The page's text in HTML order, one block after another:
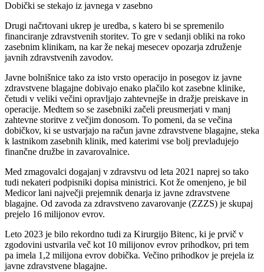
Dobički se stekajo iz javnega v zasebno
Drugi načrtovani ukrep je uredba, s katero bi se spremenilo
financiranje zdravstvenih storitev. To gre v sedanji obliki na roko
zasebnim klinikam, na kar že nekaj mesecev opozarja združenje
javnih zdravstvenih zavodov.
Javne bolnišnice tako za isto vrsto operacijo in posegov iz javne
zdravstvene blagajne dobivajo enako plačilo kot zasebne klinike,
četudi v veliki večini opravljajo zahtevnejše in dražje preiskave in
operacije. Medtem so se zasebniki začeli preusmerjati v manj
zahtevne storitve z večjim donosom. To pomeni, da se večina
dobičkov, ki se ustvarjajo na račun javne zdravstvene blagajne, steka
k lastnikom zasebnih klinik, med katerimi vse bolj prevladujejo
finančne družbe in zavarovalnice.
Med zmagovalci dogajanj v zdravstvu od leta 2021 naprej so tako
tudi nekateri podpisniki dopisa ministrici. Kot že omenjeno, je bil
Medicor lani največji prejemnik denarja iz javne zdravstvene
blagajne. Od zavoda za zdravstveno zavarovanje (ZZZS) je skupaj
prejelo 16 milijonov evrov.
Leto 2023 je bilo rekordno tudi za Kirurgijo Bitenc, ki je prvič v
zgodovini ustvarila več kot 10 milijonov evrov prihodkov, pri tem
pa imela 1,2 milijona evrov dobička. Večino prihodkov je prejela iz
javne zdravstvene blagajne.